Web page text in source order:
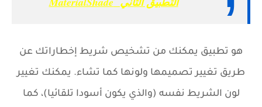
هو تطبيق يمكنك من تشخيص شريط إخطاراتك عن
طريق تغيير تصميمها ولونها كما تشاء. يمكنك تغيير
لون الشريط نفسه (والذي يكون أسودا تلقائيا)، كما